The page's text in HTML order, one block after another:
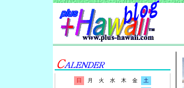
日 月 火 水 木 金
土